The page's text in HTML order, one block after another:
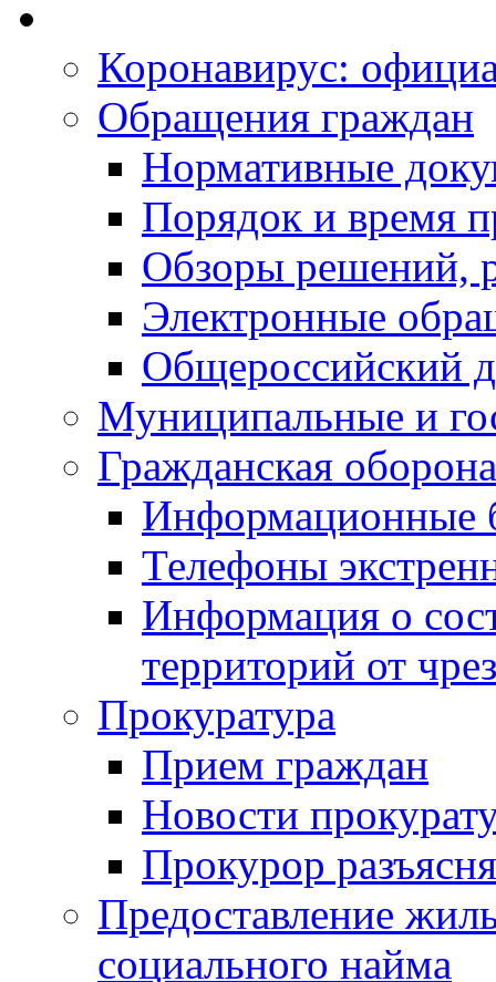
Коронавирус:
Обращения граждан
Нормативные
Порядок и время
Обзоры решений,
Электронные
Общероссийский
Муниципальные и
Гражданская
Информационные
Телефоны
Информация о
территорий от
Прокуратура
Прием граждан
Новости
Прокурор
Предоставление
социального найма